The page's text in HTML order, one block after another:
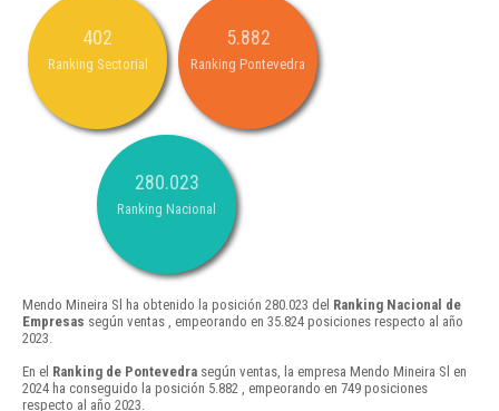
402
Ranking Sectorial
5.882
Ranking Pontevedra
280.023
Ranking Nacional
Mendo Mineira Sl ha obtenido la posición 280.023 del Ranking Nacional de
Empresas según ventas , empeorando en 35.824 posiciones respecto al año
2023.
En el Ranking de Pontevedra según ventas, la empresa Mendo Mineira Sl en
2024 ha conseguido la posición 5.882 , empeorando en 749 posiciones
respecto al año 2023.